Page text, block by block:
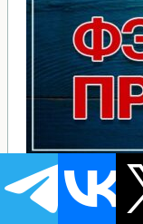
Летящие
Фен-шуй